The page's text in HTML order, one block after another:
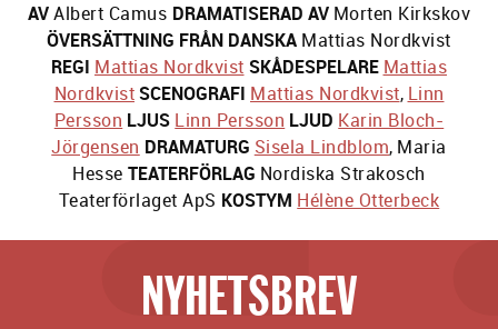
AVAlbert Camus DRAMATISERAD AV Morten Kirkskov
ÖVERSÄTTNING FRÅN DANSKA Mattias Nordkvist
REGI Mattias Nordkvist SKÅDESPELARE Mattias
NordkvistSCENOGRAFI Mattias Nordkvist, Linn
Persson LJUS Linn Persson LJUD Karin Bloch-
Jörgensen DRAMATURG Sisela Lindblom, Maria
Hesse TEATERFÖRLAG Nordiska Strakosch
Teaterförlaget ApS KOSTYM Hélène Otterbeck
NYHETSBREV